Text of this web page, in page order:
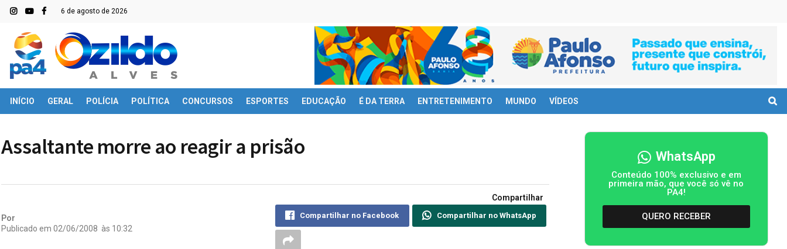
6 de agosto de 2026
INÍCIO GERAL POLÍCIA POLÍTICA CONCURSOS ESPORTES EDUCAÇÃO É DA TERRA ENTRETENIMENTO MUNDO VÍDEOS
Assaltante morre ao reagir a prisão
Por
Publicado em 02/06/2008 às 10:32
Compartilhar
Compartilhar no Facebook Compartilhar no WhatsApp
WhatsApp
Conteúdo 100% exclusivo e em
primeira mão, que você só vê no
PA4!
QUERO RECEBER